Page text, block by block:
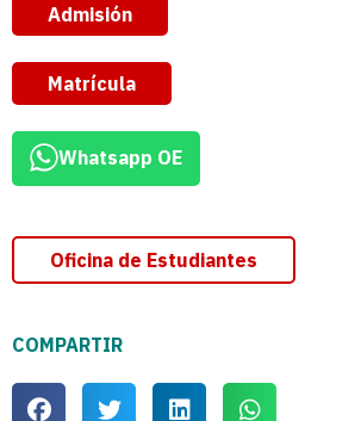
Admisión
Matrícula
Whatsapp OE
Oficina de Estudiantes
COMPARTIR